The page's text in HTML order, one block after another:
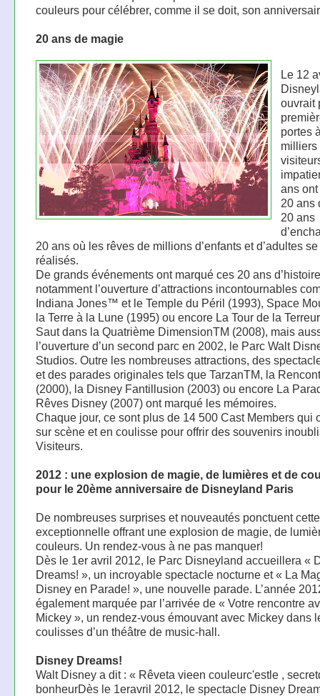
couleurs pour célébrer, comme il se doit, son
20 ans de magie
Le 12
ouvrait
portes
milliers
ans
20 ans
20 ans
20 ans où les rêves de millions d’enfants et d’adultes
réalisés.
De grands événements ont marqué ces 20 ans
notamment l’ouverture d’attractions incontournables
Indiana Jones™ et le Temple du Péril (1993), Space
la Terre à la Lune (1995) ou encore La Tour de la
Saut dans la Quatrième DimensionTM (2008), mais
l’ouverture d’un second parc en 2002, le Parc Walt
Studios. Outre les nombreuses attractions, des
et des parades originales tels que TarzanTM, la
(2000), la Disney Fantillusion (2003) ou encore La
Rêves Disney (2007) ont marqué les mémoires.
Chaque jour, ce sont plus de 14 500 Cast Members qui
sur scène et en coulisse pour offrir des souvenirs
Visiteurs.
2012 : une explosion de magie, de lumières et de
pour le 20ème anniversaire de Disneyland Paris
De nombreuses surprises et nouveautés ponctuent
exceptionnelle offrant une explosion de magie, de
couleurs. Un rendez-vous à ne pas manquer!
Dès le 1er avril 2012, le Parc Disneyland accueillera «
Dreams! », un incroyable spectacle nocturne et « La
Disney en Parade! », une nouvelle parade. L’année
également marquée par l’arrivée de « Votre rencontre
Mickey », un rendez-vous émouvant avec Mickey dans
coulisses d’un théâtre de music-hall.
Disney Dreams!
Walt Disney a dit : « Rêveta vieen couleurc'estle ,
bonheurDès le 1eravril 2012, le spectacle Disney